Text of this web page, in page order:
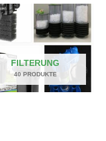
FILTERUNG
40 PRODUKTE